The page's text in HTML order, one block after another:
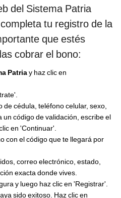
del Sistema Patria
tu registro de la
que estés
cobrar el bono:
Patriay haz clic en
de cédula, teléfono celular, sexo,
un código de validación, escribe el
en 'Continuar'.
con el código que te llegará por
correo electrónico, estado,
exacta donde vives.
y luego haz clic en 'Registrar'.
sido exitoso. Haz clic en